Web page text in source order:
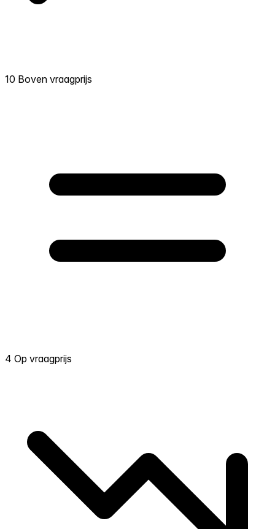
10 Boven vraagprijs
4 Op vraagprijs